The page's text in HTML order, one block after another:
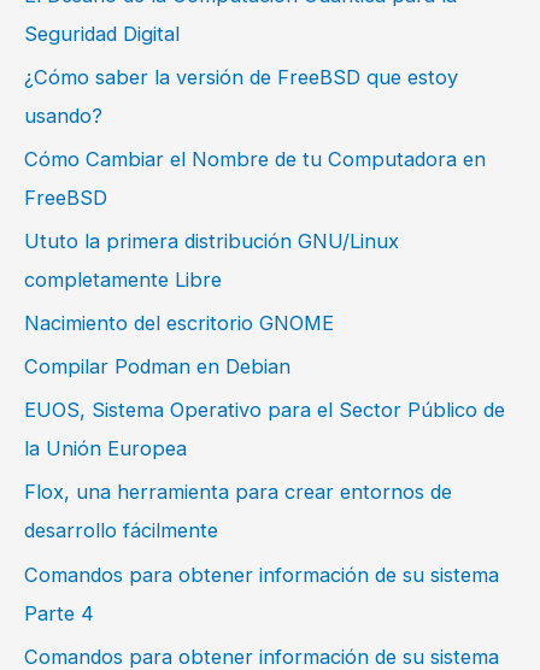
Seguridad Digital
¿Cómo saber la versión de FreeBSD que estoy
usando?
Cómo Cambiar el Nombre de tu Computadora en
FreeBSD
Ututo la primera distribución GNU/Linux
completamente Libre
Nacimiento del escritorio GNOME
Compilar Podman en Debian
EUOS, Sistema Operativo para el Sector Público de
la Unión Europea
Flox, una herramienta para crear entornos de
desarrollo fácilmente
Comandos para obtener información de su sistema
Parte 4
Comandos para obtener información de su sistema